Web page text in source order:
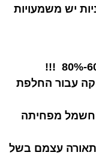
יש משמעויות
!!!
עבור החלפת
מפחיתה
עצמם בשל